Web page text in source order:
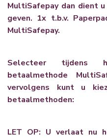
MultiSafepay dan dient
geven. 1x t.b.v.
MultiSafepay.
Selecteer tijdens
betaalmethode
vervolgens kunt u
betaalmethoden:
LET OP: U verlaat nu